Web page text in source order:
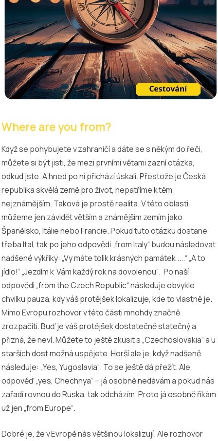
Where are you from?
Když se pohybujete v zahraničí a dáte se s někým do řeči,
můžete si být jisti, že mezi prvními větami zazní otázka,
odkud jste. A hned po ní přichází úskalí. Přestože je Česká
republika skvělá země pro život, nepatříme k těm
nejznámějším. Taková je prostě realita. V této oblasti
můžeme jen závidět větším a známějším zemím jako
Španělsko, Itálie nebo Francie. Pokud tuto otázku dostane
třeba Ital, tak po jeho odpovědi „from Italy“ budou následovat
nadšené výkřiky: „Vy máte tolik krásných památek ....“ „A to
jídlo!“ „Jezdím k Vám každý rok na dovolenou“. Po naší
odpovědi „from the Czech Republic“ následuje obvykle
chvilku pauza, kdy váš protějšek lokalizuje, kde to vlastně je.
Mimo Evropu rozhovor v této části mnohdy značně
zrozpačití. Buď je váš protějšek dostatečně statečný a
přizná, že neví. Můžete to ještě zkusit s „Czechoslovakia“ a u
starších dost možná uspějete. Horší ale je, když nadšeně
následuje: „Yes, Yugoslavia“. To se ještě dá přežít. Ale
odpověď „yes, Chechnya“ – já osobně nedávám a pokud nás
zařadí rovnou do Ruska, tak odcházím. Proto já osobně říkám
už jen „from Europe“.
Dobré je, že v Evropě nás většinou lokalizují. Ale rozhovor